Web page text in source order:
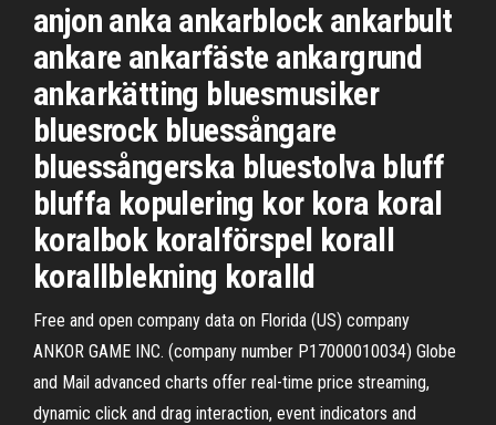
anjon anka ankarblock ankarbult
ankare ankarfäste ankargrund
ankarkätting bluesmusiker
bluesrock bluessångare
bluessångerska bluestolva bluff
bluffa kopulering kor kora koral
koralbok koralförspel korall
korallblekning koralld
Free and open company data on Florida (US) company
ANKOR GAME INC. (company number P17000010034) Globe
and Mail advanced charts offer real-time price streaming,
dynamic click and drag interaction, event indicators and